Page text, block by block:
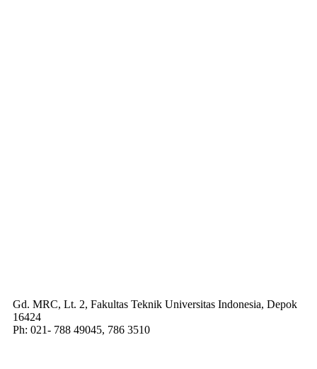
Gd. MRC, Lt. 2, Fakultas Teknik Universitas Indonesia, Depok
16424
Ph: 021- 788 49045, 786 3510